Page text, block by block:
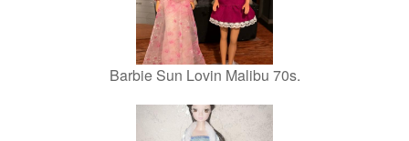
Barbie Sun Lovin Malibu 70s.